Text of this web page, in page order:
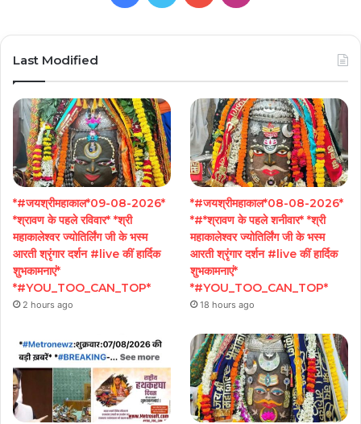
Last Modified
*#जयश्रीमहाकाल*09-08-2026*
*श्रावण के पहले रविवार* *श्री
महाकालेश्वर ज्योतिर्लिंग जी के भस्म
आरती श्रृंगार दर्शन #live कीं हार्दिक
शुभकामनाएं*
*#YOU_TOO_CAN_TOP*
2 hours ago
*#जयश्रीमहाकाल*08-08-2026*
*#*श्रावण के पहले शनीवार* *श्री
महाकालेश्वर ज्योतिर्लिंग जी के भस्म
आरती श्रृंगार दर्शन #live कीं हार्दिक
शुभकामनाएं*
*#YOU_TOO_CAN_TOP*
18 hours ago